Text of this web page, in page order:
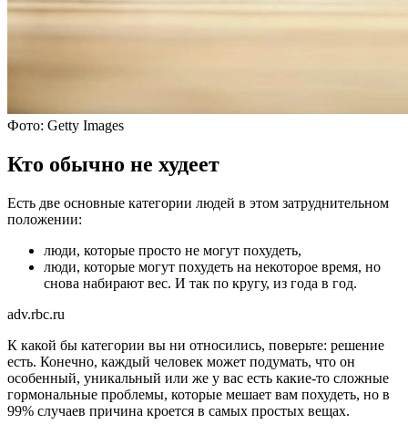
Фото: Getty Images
Кто обычно не худеет
Есть две основные категории людей в этом затруднительном
положении:
люди, которые просто не могут похудеть,
люди, которые могут похудеть на некоторое время, но
снова набирают вес. И так по кругу, из года в год.
adv.rbc.ru
К какой бы категории вы ни относились, поверьте: решение
есть. Конечно, каждый человек может подумать, что он
особенный, уникальный или же у вас есть какие-то сложные
гормональные проблемы, которые мешает вам похудеть, но в
99% случаев причина кроется в самых простых вещах.